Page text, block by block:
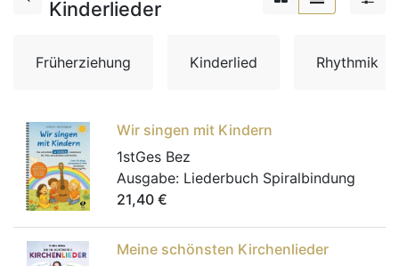
Kinderlieder
Früherziehung Kinderlied Rhythmik
Wir singen mit Kindern
1stGes Bez
Ausgabe: Liederbuch Spiralbindung
21,40 €
Meine schönsten Kirchenlieder